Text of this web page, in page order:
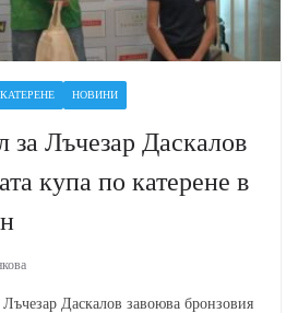
КАТЕРЕНЕ НОВИНИ
за Лъчезар Даскалов
купа по катерене в
Лъчезар Даскалов завоюва бронзовия